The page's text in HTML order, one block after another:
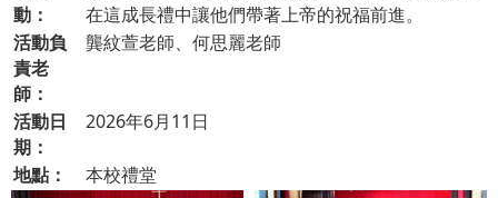
動：
在這成長禮中讓他們帶著上帝的祝福前進。
活動負
責老
師：
龔紋萱老師、何思麗老師
活動日
期：
2026年6月11日
地點： 本校禮堂